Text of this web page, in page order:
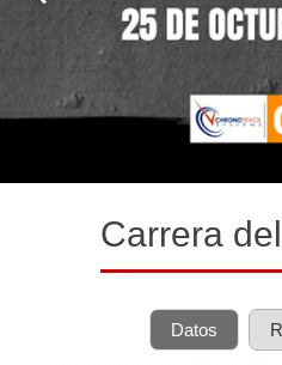
Carrera
Datos